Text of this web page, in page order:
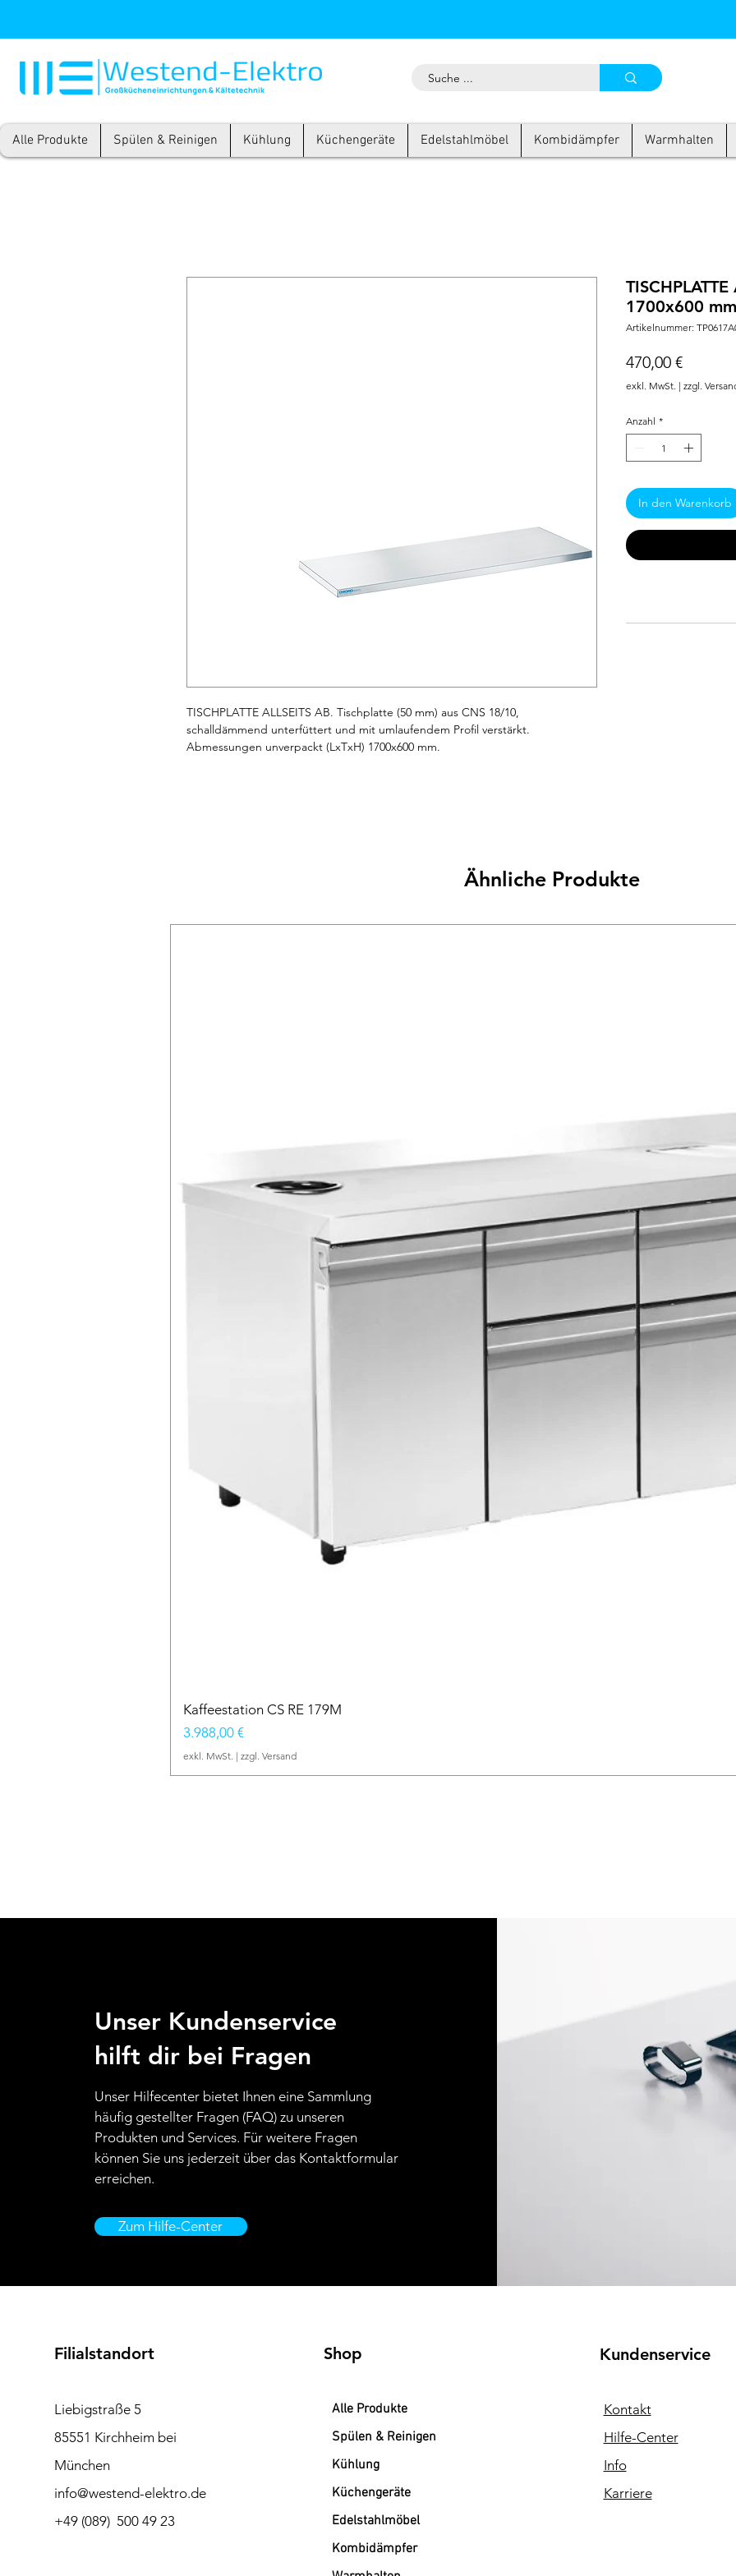
Alle Produkte Spülen & Reinigen Kühlung Küchengeräte Edelstahlmöbel Kombidämpfer Warmhalten
TISCHPLATTE ALLSEITS AB. Tischplatte (50 mm) aus CNS 18/10,
schalldämmend unterfüttert und mit umlaufendem Profil verstärkt.
Abmessungen unverpackt (LxTxH) 1700x600 mm.
TISCHPLATTE
1700x600 mm
Artikelnummer:
470,00 €Preis
exkl. MwSt. | zzgl.
Anzahl *
In den Warenkorb
Ähnliche Produkte
Kaffeestation CS RE 179M
Preis
3.988,00 €
exkl. MwSt. | zzgl. Versand
Unser Kundenservice
hilft dir bei Fragen
Unser Hilfecenter bietet Ihnen eine Sammlung
häufig gestellter Fragen (FAQ) zu unseren
Produkten und Services. Für weitere Fragen
können Sie uns jederzeit über das Kontaktformular
erreichen.
Zum Hilfe-Center
Filialstandort
Liebigstraße 5
85551 Kirchheim bei
München
info@westend-elektro.de
+49 (089) 500 49 23
Shop
Alle Produkte
Spülen & Reinigen
Kühlung
Küchengeräte
Edelstahlmöbel
Kombidämpfer
Kundenservice
Kontakt
Hilfe-Center
Info
Karriere